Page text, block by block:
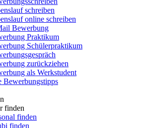
schreiben
online schreiben
Bewerbung
Praktikum
Schülerpraktikum
zurückziehen
als Werkstudent
Bewerbungstipps
finden
finden
finden